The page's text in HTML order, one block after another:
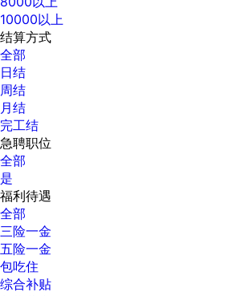
10000以上
结算方式
全部
日结
周结
月结
完工结
急聘职位
全部
是
福利待遇
全部
三险一金
五险一金
包吃住
综合补贴